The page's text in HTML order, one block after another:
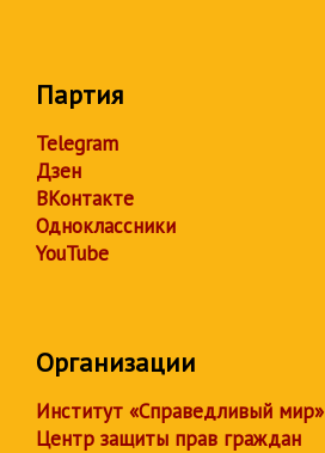
Партия
Telegram
Дзен
ВКонтакте
Одноклассники
YouTube
Организации
Институт «Справедливый мир»
Центр защиты прав граждан